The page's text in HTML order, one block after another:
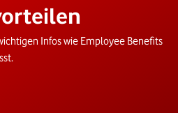
Infos wie Employee Benefits